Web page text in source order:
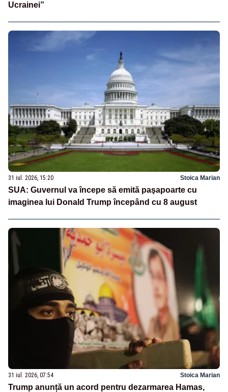
Ucrainei”
31 iul. 2026, 15:20 Stoica Marian
SUA: Guvernul va începe să emită paşapoarte cu
imaginea lui Donald Trump începând cu 8 august
31 iul. 2026, 07:54 Stoica Marian
Trump anunță un acord pentru dezarmarea Hamas,